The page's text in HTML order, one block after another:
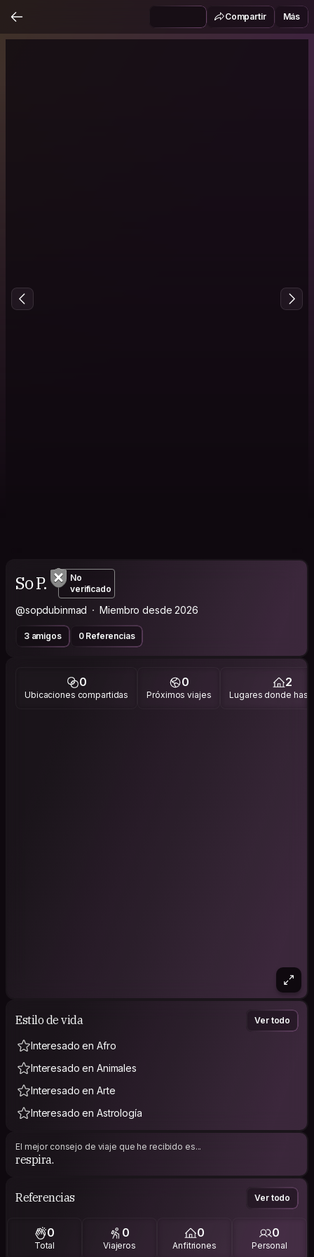
Compartir Más
So P.
No
verificado
@sopdubinmad Miembro desde 2026
3 amigos 0 Referencias
0
Ubicaciones compartidas
0
Próximos viajes
2
Lugares donde has
Estilo de vida Ver todo
Interesado en Afro
Interesado en Animales
Interesado en Arte
Interesado en Astrología
El mejor consejo de viaje que he recibido es...
respira.
Referencias Ver todo
0
Total
0
Viajeros
0
Anfitriones
0
Personal